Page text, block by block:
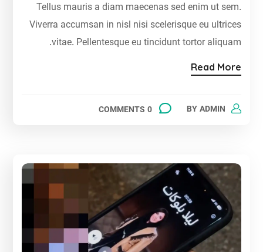
Tellus mauris a diam maecenas sed enim ut sem.
Viverra accumsan in nisl nisi scelerisque eu ultrices
vitae. Pellentesque eu tincidunt tortor aliquam.
Read More
BYADMIN
0 COMMENTS